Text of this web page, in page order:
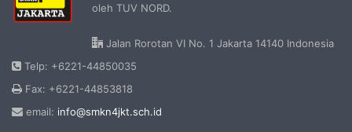
oleh TUV NORD.
Jalan Rorotan VI No. 1 Jakarta 14140 Indonesia
Telp: +6221-44850035
Fax: +6221-44853818
email: info@smkn4jkt.sch.id